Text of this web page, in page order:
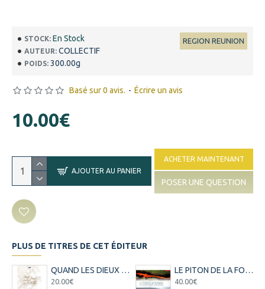
STOCK: En Stock
AUTEUR: COLLECTIF
POIDS: 300.00g
REGION REUNION
Basé sur 0 avis. - Écrire un avis
10.00€
AJOUTER AU PANIER
ACHETER MAINTENANT
POSER UNE QUESTION
PLUS DE TITRES DE CET ÉDITEUR
QUAND LES DIEUX S ASSOIENTS A LA TABLE DES HOMMES
20.00€
LE PITON DE LA FOURNAISE : DE LA CONTEMPLATION A LA COMPREHENSION - PATRICE HUET - 2017
40.00€